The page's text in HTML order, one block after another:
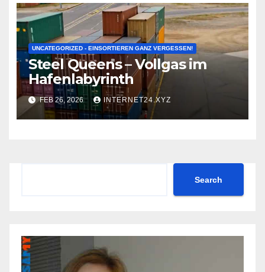
UNCATEGORIZED - EINSORTIEREN GANZ VERGESSEN!
Steel Queens – Vollgas im
Hafenlabyrinth
FEB 26, 2026 INTERNET24.XYZ
Search